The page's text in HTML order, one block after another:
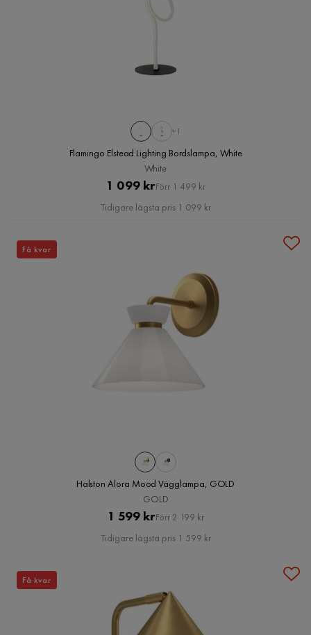
+1
Flamingo Elstead Lighting Bordslampa, White
White
Pris
1 099 krOriginal
Pris
Förr 1 499 kr
Tidigare lägsta pris 1 099 kr
Halston Alora Mood Vägglampa, GOLD
GOLD
Pris
1 599 krOriginal
Pris
Förr 2 199 kr
Tidigare lägsta pris 1 599 kr
Få kvar
Få kvar